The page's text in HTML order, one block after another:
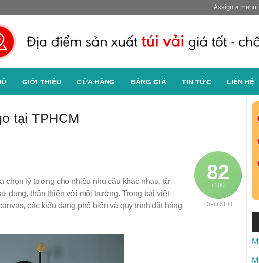
Assign a menu
GIỚI THIỆU CỬA HÀNG BẢNG GIÁ TIN TỨC LIÊN HỆ
tại TPHCM
82
/ 100
Điểm SEO
chọn lý tưởng cho nhiều nhu cầu khác nhau, từ
dụng, thân thiện với môi trường. Trong bài viết
các kiểu dáng phổ biến và quy trình đặt hàng